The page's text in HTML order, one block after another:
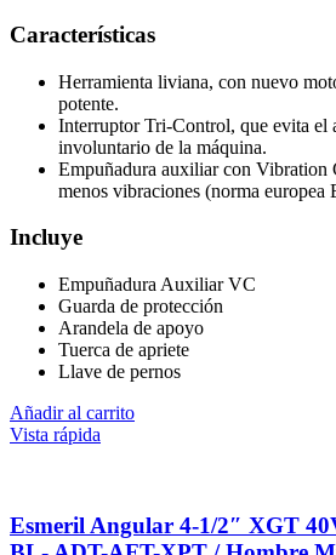
Características
Herramienta liviana, con nuevo
potente.
Interruptor Tri-Control, que evita el
involuntario de la máquina.
Empuñadura auxiliar con Vibration
menos vibraciones (norma europea
Incluye
Empuñadura Auxiliar VC
Guarda de protección
Arandela de apoyo
Tuerca de apriete
Llave de pernos
Añadir al carrito
Vista rápida
Esmeril Angular 4-1/2″ XGT